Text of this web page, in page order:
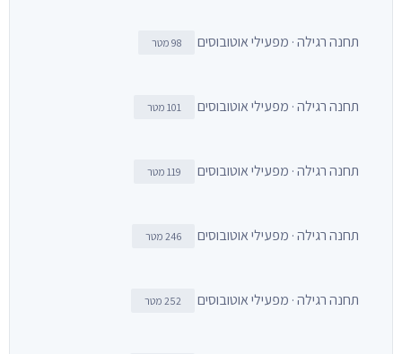
תחנה רגילה · מפעילי אוטובוסים 98 מטר
תחנה רגילה · מפעילי אוטובוסים 101 מטר
תחנה רגילה · מפעילי אוטובוסים 119 מטר
תחנה רגילה · מפעילי אוטובוסים 246 מטר
תחנה רגילה · מפעילי אוטובוסים 252 מטר